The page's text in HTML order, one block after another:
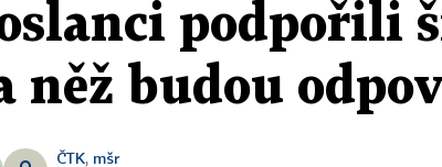
podpořili
něž budou
ČTK, mšr